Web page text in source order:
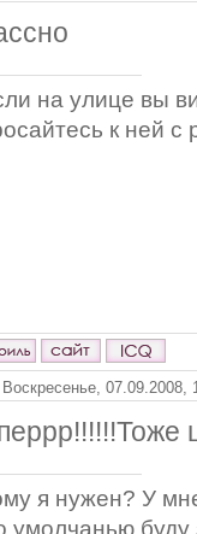
на улице вы
к ней
я нужен? У
умолчанью буду